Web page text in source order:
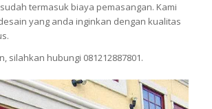
sudah termasuk biaya pemasangan. Kami
yang anda inginkan dengan kualitas
silahkan hubungi 081212887801.